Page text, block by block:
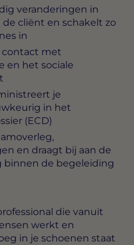
veranderingen in
cliënt en schakelt zo
in
contact met
en het sociale
je
in het
(ECD)
en draagt bij aan de
binnen de begeleiding
die vanuit
werkt en
in je schoenen staat